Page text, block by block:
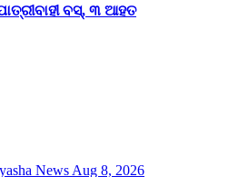
ବସ୍‌, ୩ ଆହତ
News Aug 8, 2026